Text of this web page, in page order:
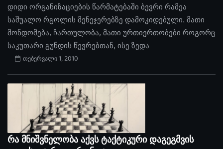
დიდი ორგანიზაციების წარმატებაში ბევრი რამეა
საშუალო რგოლის მენეჯერებზე დამოკიდებული. მათი
მონდომება, ჩართულობა, მათი ურთიერთობები როგორც
საკუთარი გუნდის წევრებთან, ისე ზედა
თებერვალი 1, 2010
რა მნიშვნელობა აქვს ტაქტიკური დაგეგმვის